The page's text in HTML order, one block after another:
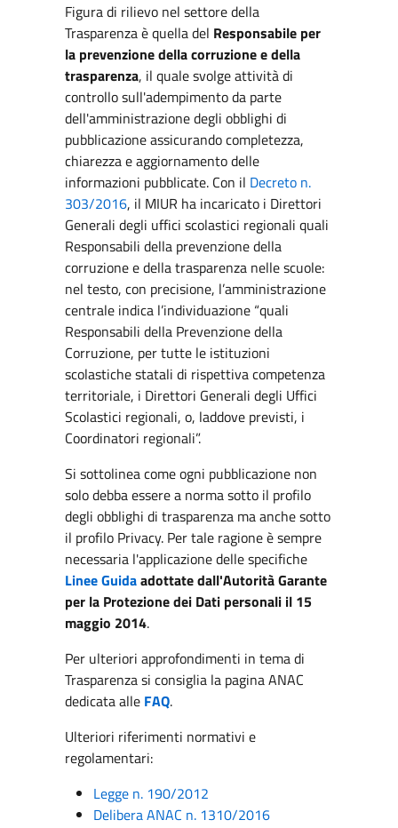
Figura di rilievo nel settore della
Trasparenza è quella del Responsabile per
la prevenzione della corruzione e della
trasparenza, il quale svolge attività di
controllo sull'adempimento da parte
dell'amministrazione degli obblighi di
pubblicazione assicurando completezza,
chiarezza e aggiornamento delle
informazioni pubblicate. Con il Decreto n.
303/2016, il MIUR ha incaricato i Direttori
Generali degli uffici scolastici regionali quali
Responsabili della prevenzione della
corruzione e della trasparenza nelle scuole:
nel testo, con precisione, l’amministrazione
centrale indica l’individuazione “quali
Responsabili della Prevenzione della
Corruzione, per tutte le istituzioni
scolastiche statali di rispettiva competenza
territoriale, i Direttori Generali degli Uffici
Scolastici regionali, o, laddove previsti, i
Coordinatori regionali”.
Si sottolinea come ogni pubblicazione non
solo debba essere a norma sotto il profilo
degli obblighi di trasparenza ma anche sotto
il profilo Privacy. Per tale ragione è sempre
necessaria l'applicazione delle specifiche
Linee Guidaadottate dall'Autorità Garante
per la Protezione dei Dati personali il 15
maggio 2014.
Per ulteriori approfondimenti in tema di
Trasparenza si consiglia la pagina ANAC
dedicata alle FAQ.
Ulteriori riferimenti normativi e
regolamentari:
Legge n. 190/2012
Delibera ANAC n. 1310/2016